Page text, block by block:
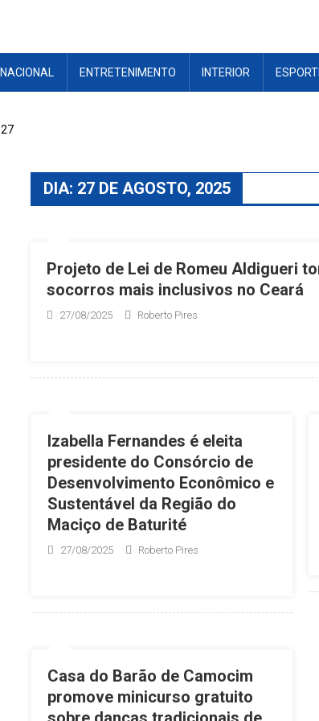
NACIONAL ENTRETENIMENTO INTERIOR
27
DIA: 27 DE AGOSTO, 2025
Projeto de Lei de Romeu Aldigueri
socorros mais inclusivos no Ceará
27/08/2025 Roberto Pires
Izabella Fernandes é eleita
presidente do Consórcio de
Desenvolvimento Econômico e
Sustentável da Região do
Maciço de Baturité
27/08/2025 Roberto Pires
Casa do Barão de Camocim
promove minicurso gratuito